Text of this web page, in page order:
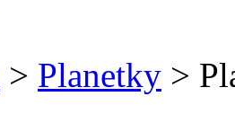
> Planetky >